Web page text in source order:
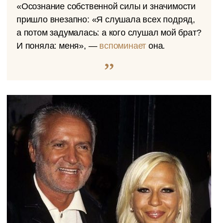
«Осознание собственной силы и значимости
пришло внезапно: «Я слушала всех подряд,
а потом задумалась: а кого слушал мой брат?
И поняла: меня», — вспоминает она.